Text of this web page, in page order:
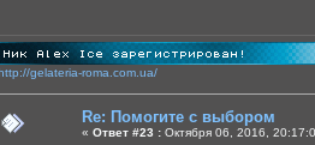
gelateria-roma.com.ua/
Re: Помогите с выбором
« Ответ #23 : Октября 06, 2016,